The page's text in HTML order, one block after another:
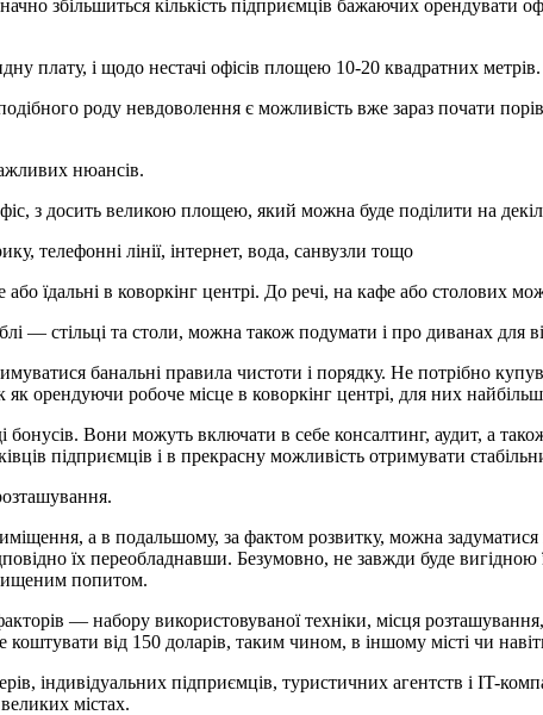
збільшиться кількість підприємців бажаючих
плату, і щодо нестачі офісів площею 10-20 квадратних метрів.
роду невдоволення є можливість вже зараз почати
нюансів.
з досить великою площею, який можна буде поділити на
телефонні лінії, інтернет, вода, санвузли тощо
їдальні в коворкінг центрі. До речі, на кафе або столових
— стільці та столи, можна також подумати і про диванах для
банальні правила чистоти і порядку. Не потрібно
орендуючи робоче місце в коворкінг центрі, для них
Вони можуть включати в себе консалтинг, аудит, а
підприємців і в прекрасну можливість отримувати
а в подальшому, за фактом розвитку, можна
їх переобладнавши. Безумовно, не завжди буде вигідною
попитом.
— набору використовуваної техніки, місця
від 150 доларів, таким чином, в іншому місті чи
індивідуальних підприємців, туристичних агентств і IT-
містах.